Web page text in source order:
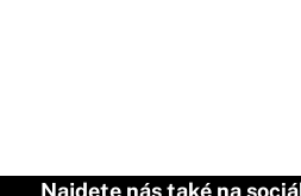
Najdete nás také na